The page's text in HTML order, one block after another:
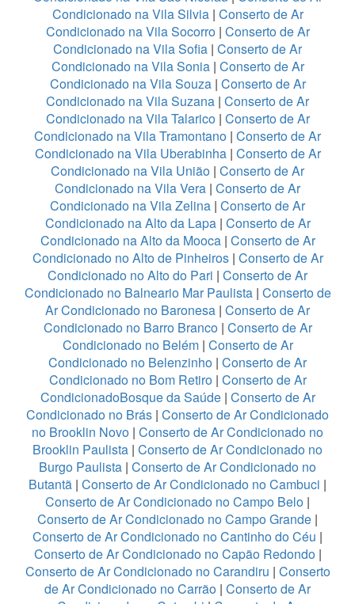
Condicionado na Vila Silvia| Conserto de Ar
Condicionado na Vila Socorro| Conserto de Ar
Condicionado na Vila Sofia | Conserto de Ar
Condicionado na Vila Sonia| Conserto de Ar
Condicionado na Vila Souza| Conserto de Ar
Condicionado na Vila Suzana | Conserto de Ar
Condicionado na Vila Talarico| Conserto de Ar
Condicionado na Vila Tramontano | Conserto de Ar
Condicionado na Vila Uberabinha| Conserto de Ar
Condicionado na Vila União | Conserto de Ar
Condicionado na Vila Vera | Conserto de Ar
Condicionado na Vila Zelina | Conserto de Ar
Condicionado na Alto da Lapa| Conserto de Ar
Condicionado na Alto da Mooca| Conserto de Ar
Condicionado no Alto de Pinheiros| Conserto de Ar
Condicionado no Alto do Pari | Conserto de Ar
Condicionado no Balneario Mar Paulista| Conserto de
Ar Condicionado no Baronesa | Conserto de Ar
Condicionado no Barro Branco| Conserto de Ar
Condicionado no Belém| Conserto de Ar
Condicionado no Belenzinho | Conserto de Ar
Condicionado no Bom Retiro| Conserto de Ar
CondicionadoBosque da Saúde| Conserto de Ar
Condicionado no Brás | Conserto de Ar Condicionado
no Brooklin Novo | Conserto de Ar Condicionado no
Brooklin Paulista | Conserto de Ar Condicionado no
Burgo Paulista | Conserto de Ar Condicionado no
Butantã | Conserto de Ar Condicionado no Cambuci |
Conserto de Ar Condicionado no Campo Belo |
Conserto de Ar Condicionado no Campo Grande |
Conserto de Ar Condicionado no Cantinho do Céu |
Conserto de Ar Condicionado no Capão Redondo|
Conserto de Ar Condicionado no Carandiru | Conserto
de Ar Condicionado no Carrão | Conserto de Ar